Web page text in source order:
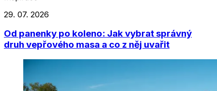
29. 07. 2026
Od panenky po koleno: Jak vybrat správný
druh vepřového masa a co z něj uvařit